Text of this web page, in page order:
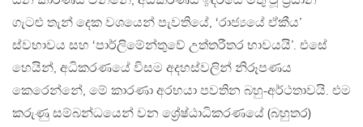
ගැටළු තැන් දෙක වශයෙන් පැවතියේ, ‘රාජ්‍යයේ ඒකීය’
ස්වභාවය සහ ‘පාර්ලිමේන්තුවේ උත්තරීතර භාවයයි’. එසේ
හෙයින්, අධිකරණයේ විසම අදහස්වලින් නිරූපණය
කෙරෙන්නේ, මේ කාරණා අරභයා පවතින බහු-අර්ථතාවයි. එම
කරුණු සම්බන්ධයෙන් වන ශ්‍රේෂ්ඨාධිකරණයේ (බහුතර)